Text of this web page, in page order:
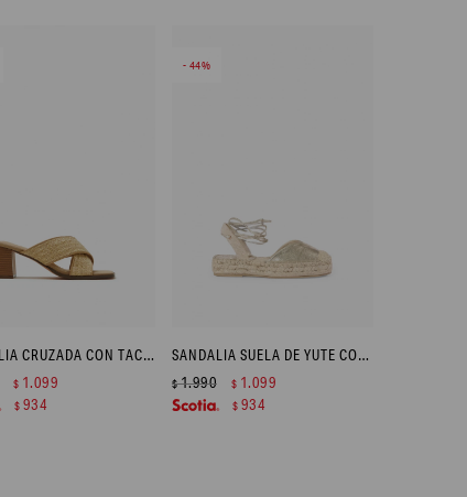
SANDALIA CRUZADA CON TACO - BEIGE
$ 1.099
$ 934
44
SANDALIA SUELA DE YUTE CON TIRAS - DORADO
$1.990 $ 1.099
$ 934